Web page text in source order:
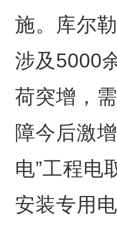
施。库尔
涉及5000
荷突增，
障今后激
电”工程电
安装专用